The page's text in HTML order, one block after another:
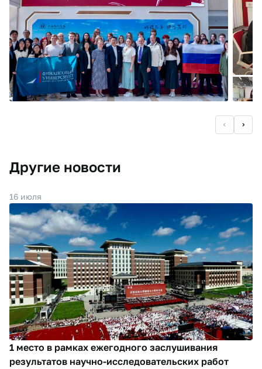
Другие новости
16 июля
1 место в рамках ежегодного заслушивания
результатов научно-исследовательских работ